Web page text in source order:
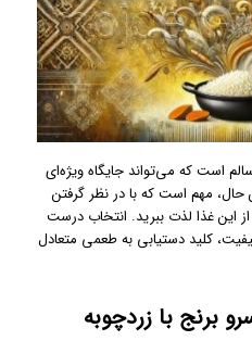
است که می‌تواند جایگاه ویژه‌ای
حال، مهم است که با در نظر گرفتن
این غذا لذت ببرید. انتخاب درست
کلید دستیابی به طعمی متعادل
برنج با زردچوبه